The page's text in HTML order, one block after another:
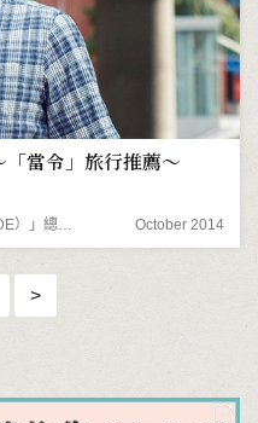
當令」旅行推薦～
- 「日本旅遊與生活指南（JAPAN GUIDE）」總編輯Stefan Schauwecker October 2014
>